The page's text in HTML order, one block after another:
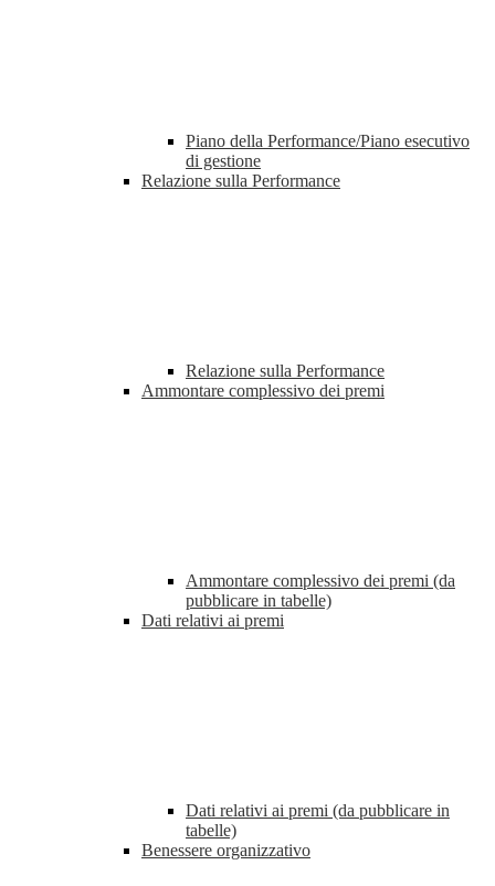
Piano della Performance/Piano esecutivo
di gestione
Relazione sulla Performance
Relazione sulla Performance
Ammontare complessivo dei premi
Ammontare complessivo dei premi (da
pubblicare in tabelle)
Dati relativi ai premi
Dati relativi ai premi (da pubblicare in
tabelle)
Benessere organizzativo